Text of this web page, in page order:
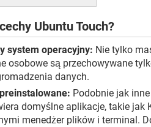
Ubuntu Touch?
system operacyjny: Nie tylko
osobowe są przechowywane
danych.
Podobnie jak
domyślne aplikacje, takie jak
menedżer plików i terminal.